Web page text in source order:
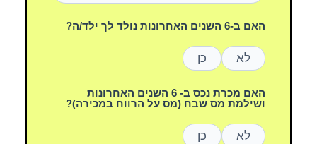
האם ב-6 השנים האחרונות נולד לך ילד/ה?
לא כן
האם מכרת נכס ב- 6 השנים האחרונות
ושילמת מס שבח (מס על הרווח במכירה)?
לא כן